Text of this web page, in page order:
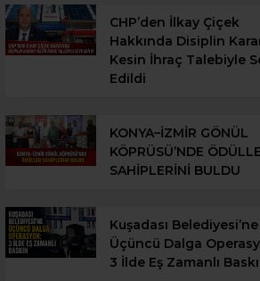
CHP’den İlkay Çiçek
Hakkında Disiplin
Kesin İhraç Talebiyle
Edildi
KONYA–İZMİR GÖNÜL
KÖPRÜSÜ’NDE
SAHİPLERİNİ BULDU
Kuşadası Belediyesi’ne
Üçüncü Dalga
3 İlde Eş Zamanlı